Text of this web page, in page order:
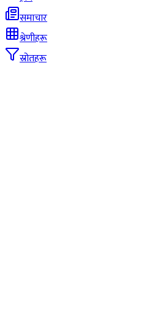
समाचार
श्रेणीहरू
स्रोतहरू